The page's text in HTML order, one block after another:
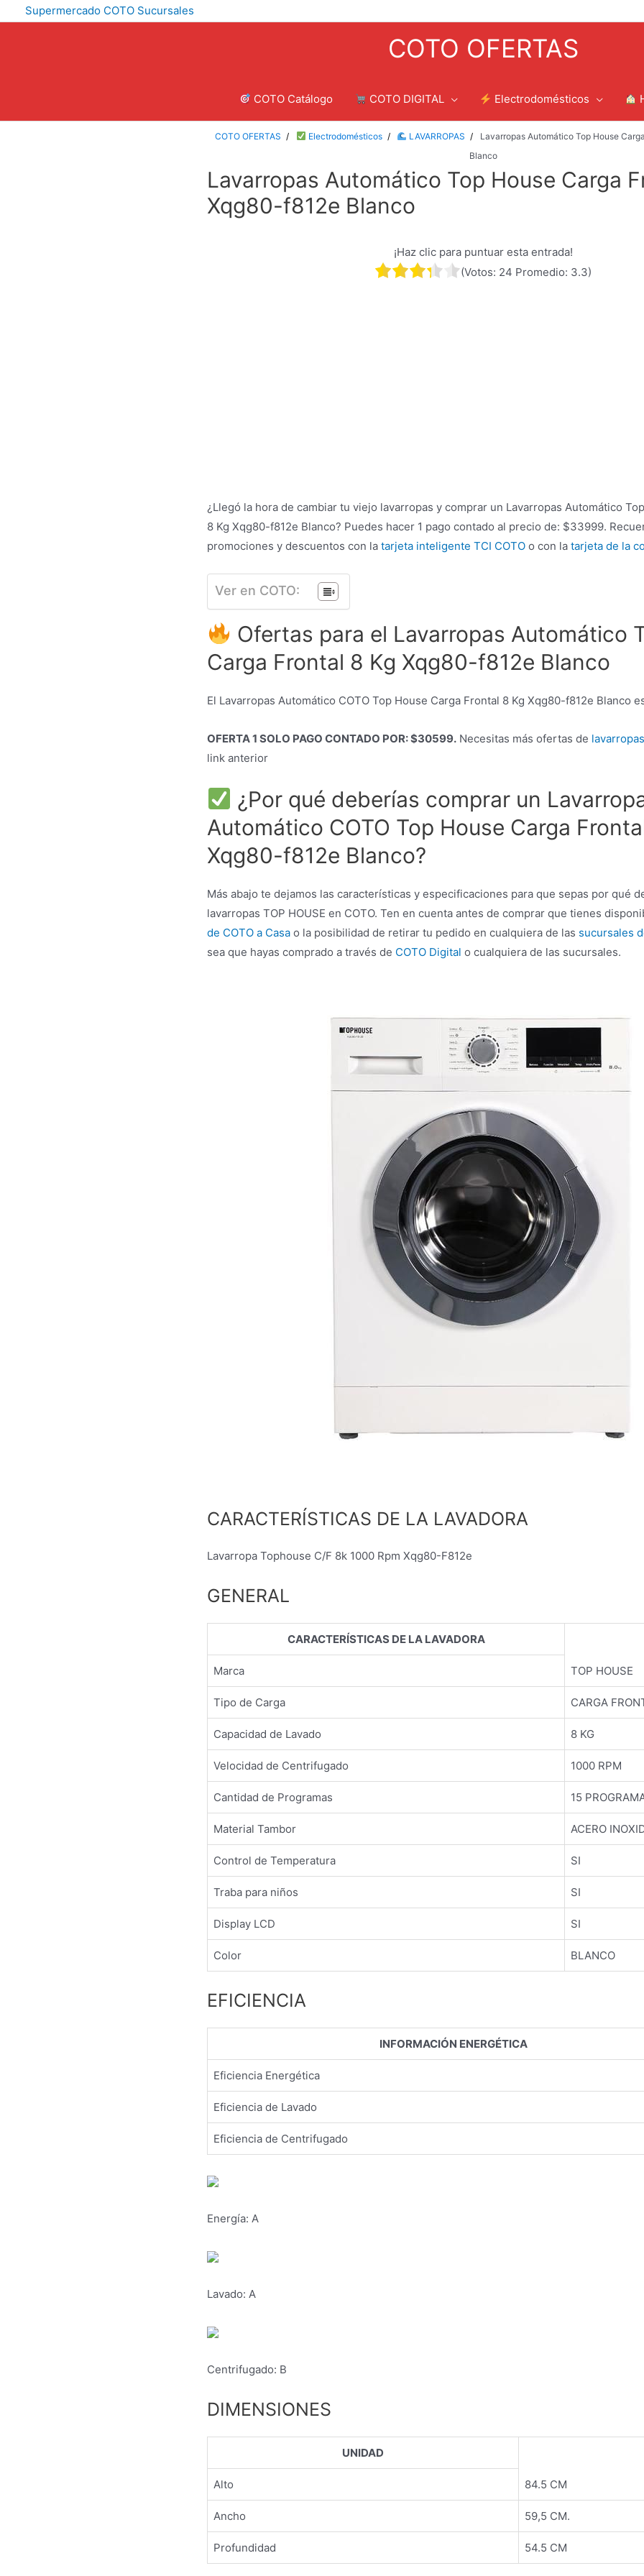
Supermercado COTO Sucursales
COTO OFERTAS
COTO Catálogo COTO DIGITAL Electrodomésticos
COTO OFERTAS Electrodomésticos LAVARROPAS
Lavarropas Automático Top House
Blanco
Lavarropas Automático Top House Carga
Xqg80-f812e Blanco
¡Haz clic para puntuar esta entrada!
(Votos: 24 Promedio: 3.3)
¿Llegó la hora de cambiar tu viejo lavarropas y comprar un Lavarropas Automático
8 Kg Xqg80-f812e Blanco? Puedes hacer 1 pago contado al precio de: $33999.
promociones y descuentos con la tarjeta inteligente TCI COTO o con la tarjeta de la
Ver en COTO:
Ofertas para el Lavarropas Automático
Carga Frontal 8 Kg Xqg80-f812e Blanco
El Lavarropas Automático COTO Top House Carga Frontal 8 Kg Xqg80-f812e Blanco
OFERTA 1 SOLO PAGO CONTADO POR: $30599. Necesitas más ofertas de
link anterior
¿Por qué deberías comprar un
Automático COTO Top House Carga
Xqg80-f812e Blanco?
Más abajo te dejamos las características y especificaciones para que sepas por qué
lavarropas TOP HOUSE en COTO. Ten en cuenta antes de comprar que tienes
de COTO a Casa o la posibilidad de retirar tu pedido en cualquiera de las sucursales
sea que hayas comprado a través de COTO Digital o cualquiera de las sucursales.
CARACTERÍSTICAS DE LA LAVADORA
Lavarropa Tophouse C/F 8k 1000 Rpm Xqg80-F812e
GENERAL
CARACTERÍSTICAS DE LA LAVADORA
Marca TOP HOUSE
Tipo de Carga CARGA
Capacidad de Lavado 8 KG
Velocidad de Centrifugado 1000 RPM
Cantidad de Programas 15
Material Tambor ACERO
Control de Temperatura SI
Traba para niños SI
Display LCD SI
Color BLANCO
EFICIENCIA
INFORMACIÓN ENERGÉTICA
Eficiencia Energética
Eficiencia de Lavado
Eficiencia de Centrifugado
Energía: A
Lavado: A
Centrifugado: B
DIMENSIONES
UNIDAD
Alto 84.5 CM
Ancho 59,5 CM.
Profundidad 54.5 CM